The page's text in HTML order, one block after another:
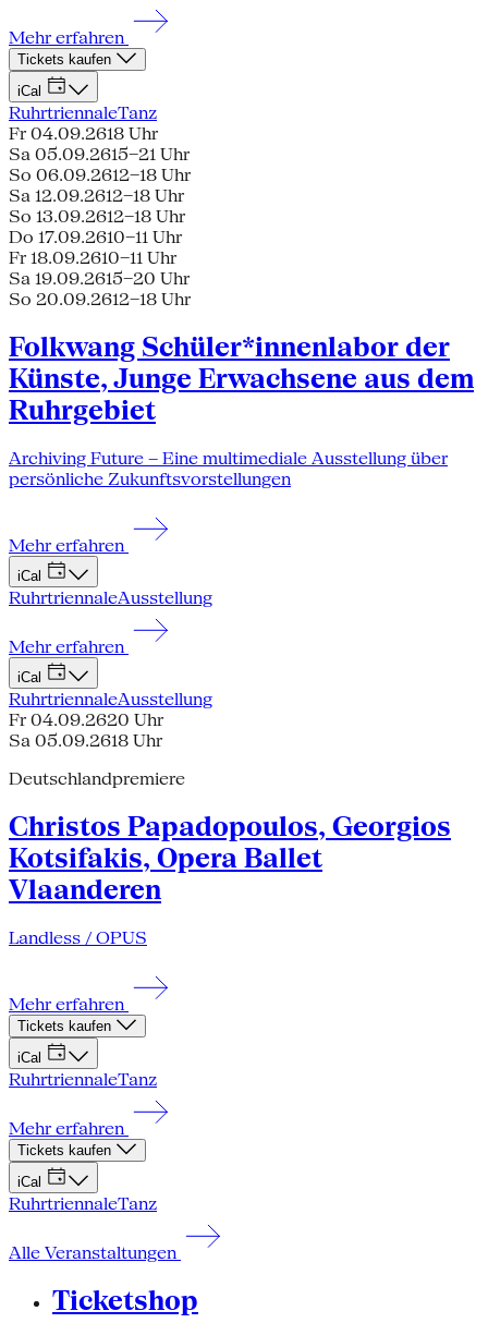
Mehr erfahren
Tickets kaufen
iCal
RuhrtriennaleTanz
Fr 04.09.2618 Uhr
Sa 05.09.2615–21 Uhr
So 06.09.2612–18 Uhr
Sa 12.09.2612–18 Uhr
So 13.09.2612–18 Uhr
Do 17.09.2610–11 Uhr
Fr 18.09.2610–11 Uhr
Sa 19.09.2615–20 Uhr
So 20.09.2612–18 Uhr
Folkwang Schüler*innenlabor der
Künste, Junge Erwachsene aus dem
Ruhrgebiet
Archiving Future – Eine multimediale Ausstellung über
persönliche Zukunftsvorstellungen
Mehr erfahren
iCal
RuhrtriennaleAusstellung
Mehr erfahren
iCal
RuhrtriennaleAusstellung
Fr 04.09.2620 Uhr
Sa 05.09.2618 Uhr
Deutschlandpremiere
Christos Papadopoulos, Georgios
Kotsifakis, Opera Ballet
Vlaanderen
Landless / OPUS
Mehr erfahren
Tickets kaufen
iCal
RuhrtriennaleTanz
Mehr erfahren
Tickets kaufen
iCal
RuhrtriennaleTanz
Alle Veranstaltungen
Ticketshop